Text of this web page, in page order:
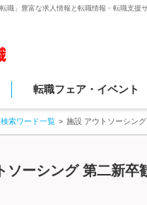
職」豊富な求人情報と転職情報・転職支援
転職フェア・イベント
索ワード一覧 施設 アウトソーシン
ソーシング 第二新卒